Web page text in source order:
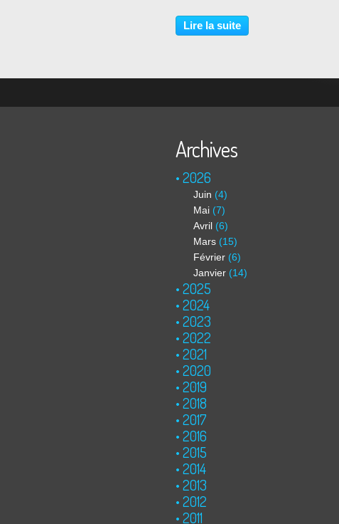
Lire la suite
Archives
2026
Juin (4)
Mai (7)
Avril (6)
Mars (15)
Février (6)
Janvier (14)
2025
2024
2023
2022
2021
2020
2019
2018
2017
2016
2015
2014
2013
2012
2011